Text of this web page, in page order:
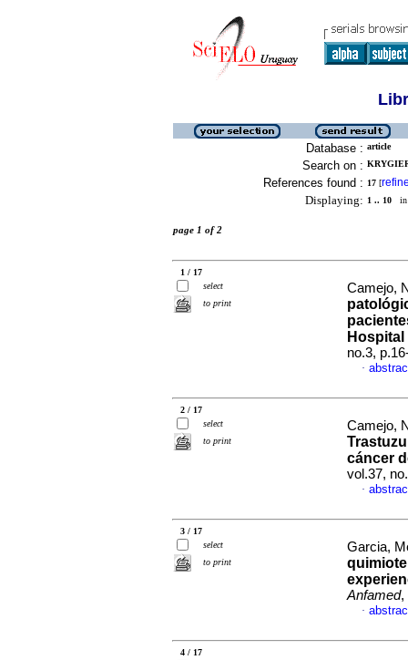
Database : article
Search on :
References found : 17 [
Displaying: 1 .. 10 in
page 1 of 2
1 / 17
select
to print
Camejo,
no.3,
·
2 / 17
select
to print
Camejo,
cáncer
vol.37,
·
3 / 17
select
to print
Garcia,
Anfamed,
·
4 / 17